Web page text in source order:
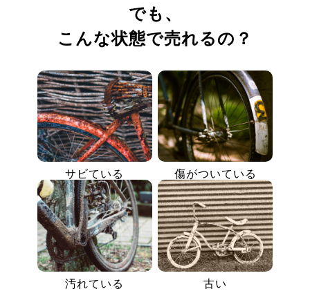
でも、
こんな状態で売れるの？
サビている 傷がついている
汚れている 古い